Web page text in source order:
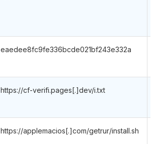
eaedee8fc9fe336bcde021bf243e332a
https://cf-verifi.pages[.]dev/i.txt
https://applemacios[.]com/getrur/install.sh